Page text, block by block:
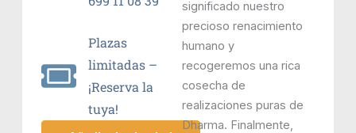
Plazas
limitadas –
¡Reserva la
tuya!
significado nuestro
precioso renacimiento
humano y
recogeremos una rica
cosecha de
realizaciones puras de
Dharma. Finalmente,